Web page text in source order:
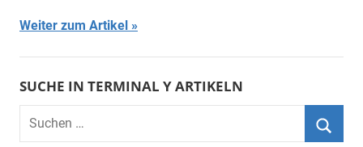
Weiter zum Artikel
SUCHE IN TERMINAL Y ARTIKELN
Suchen
nach: